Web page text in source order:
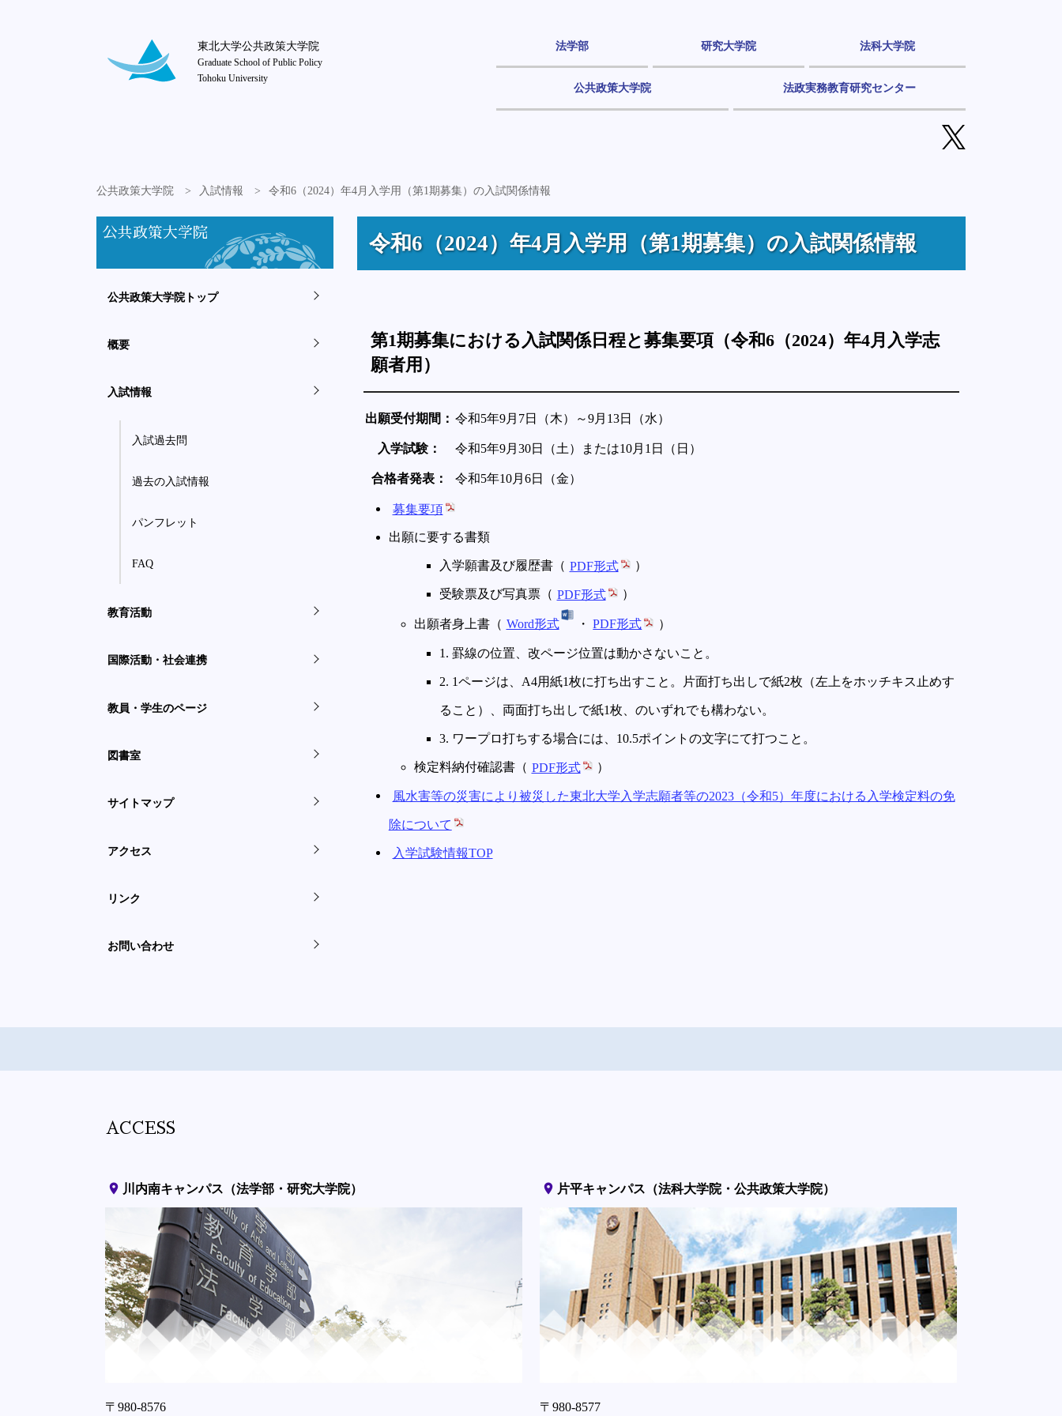
東北大学公共政策大学院
Graduate School of Public Policy
Tohoku University
法学部 研究大学院 法科大学院
公共政策大学院 法政実務教育研究センター
公共政策大学院 入試情報 令和6（2024）年4月入学用（第1期募集）の入試関係情報
令和6（2024）年4月入学用（第1期募集）の入試関係情報
第1期募集における入試関係日程と募集要項（令和6（2024）年4月入学志
願者用）
出願受付期間： 令和5年9月7日（木）～9月13日（水）
入学試験： 令和5年9月30日（土）または10月1日（日）
合格者発表： 令和5年10月6日（金）
募集要項
出願に要する書類
入学願書及び履歴書（ PDF形式 ）
受験票及び写真票（ PDF形式 ）
出願者身上書（ Word形式 ・ PDF形式 ）
1. 罫線の位置、改ページ位置は動かさないこと。
2. 1ページは、A4用紙1枚に打ち出すこと。片面打ち出しで紙2枚（左上をホッチキス止めす
ること）、両面打ち出しで紙1枚、のいずれでも構わない。
3. ワープロ打ちする場合には、10.5ポイントの文字にて打つこと。
検定料納付確認書（ PDF形式 ）
風水害等の災害により被災した東北大学入学志願者等の2023（令和5）年度における入学検定料の免
除について
入学試験情報TOP
公共政策大学院
公共政策大学院トップ
概要
入試情報
入試過去問
過去の入試情報
パンフレット
FAQ
教育活動
国際活動・社会連携
教員・学生のページ
図書室
サイトマップ
アクセス
リンク
お問い合わせ
ACCESS
place 川内南キャンパス（法学部・研究大学院）
〒980-8576
place 片平キャンパス（法科大学院・公共政策大学院）
〒980-8577